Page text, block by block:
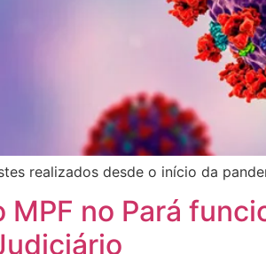
realizados desde o início da
MPF no Pará